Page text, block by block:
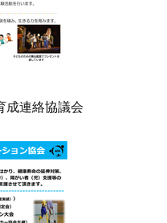
成連絡協議会